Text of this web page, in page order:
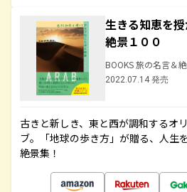
生きる知恵を
絶景１００
BOOKS 旅の名言＆
2022.07.14 発売
古きと新しき、東と西が調和するオ
ブ。「地球の歩き方」が贈る、人生
絶景集！